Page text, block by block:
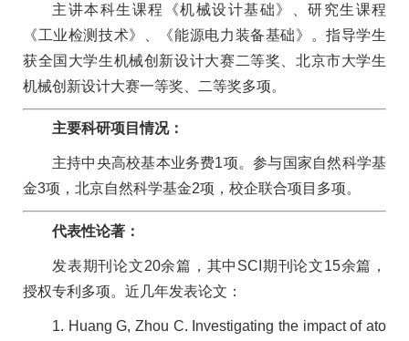
主讲本科生课程《机械设计基础》、研究生课程
《工业检测技术》、《能源电力装备基础》。指导学生
获全国大学生机械创新设计大赛二等奖、北京市大学生
机械创新设计大赛一等奖、二等奖多项。
主要科研项目情况：
主持中央高校基本业务费1项。参与国家自然科学基
金3项，北京自然科学基金2项，校企联合项目多项。
代表性论著：
发表期刊论文20余篇，其中SCI期刊论文15余篇，
授权专利多项。近几年发表论文：
1. Huang G, Zhou C. Investigating the impact of ato